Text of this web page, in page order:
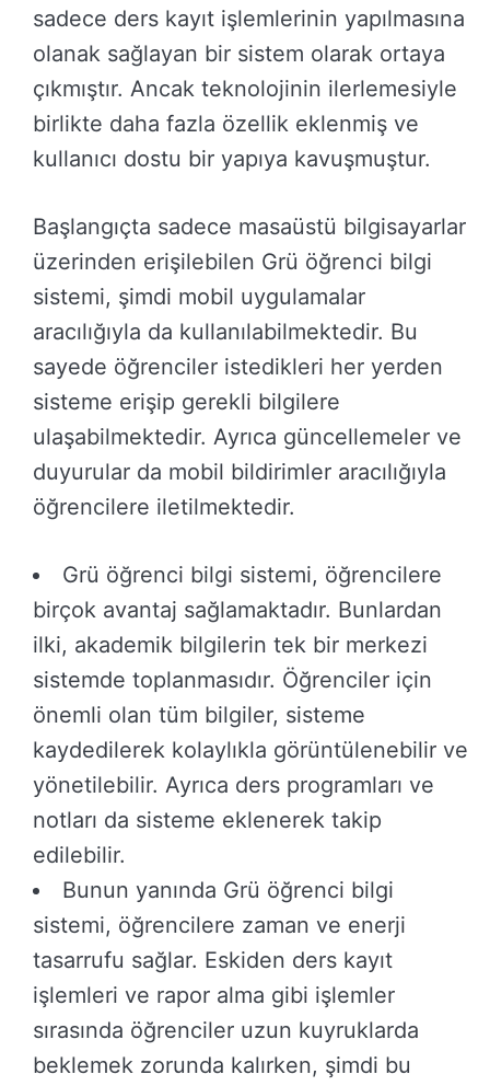
sadece ders kayıt işlemlerinin yapılmasına
olanak sağlayan bir sistem olarak ortaya
çıkmıştır. Ancak teknolojinin ilerlemesiyle
birlikte daha fazla özellik eklenmiş ve
kullanıcı dostu bir yapıya kavuşmuştur.
Başlangıçta sadece masaüstü bilgisayarlar
üzerinden erişilebilen Grü öğrenci bilgi
sistemi, şimdi mobil uygulamalar
aracılığıyla da kullanılabilmektedir. Bu
sayede öğrenciler istedikleri her yerden
sisteme erişip gerekli bilgilere
ulaşabilmektedir. Ayrıca güncellemeler ve
duyurular da mobil bildirimler aracılığıyla
öğrencilere iletilmektedir.
Grü öğrenci bilgi sistemi, öğrencilere
birçok avantaj sağlamaktadır. Bunlardan
ilki, akademik bilgilerin tek bir merkezi
sistemde toplanmasıdır. Öğrenciler için
önemli olan tüm bilgiler, sisteme
kaydedilerek kolaylıkla görüntülenebilir ve
yönetilebilir. Ayrıca ders programları ve
notları da sisteme eklenerek takip
edilebilir.
Bunun yanında Grü öğrenci bilgi
sistemi, öğrencilere zaman ve enerji
tasarrufu sağlar. Eskiden ders kayıt
işlemleri ve rapor alma gibi işlemler
sırasında öğrenciler uzun kuyruklarda
beklemek zorunda kalırken, şimdi bu